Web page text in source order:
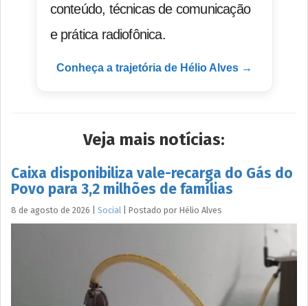
conteúdo, técnicas de comunicação
e prática radiofônica.
Conheça a trajetória de Hélio Alves →
Veja mais notícias:
Caixa disponibiliza vale-recarga do Gás do
Povo para 3,2 milhões de famílias
8 de agosto de 2026 Social Postado por Hélio Alves